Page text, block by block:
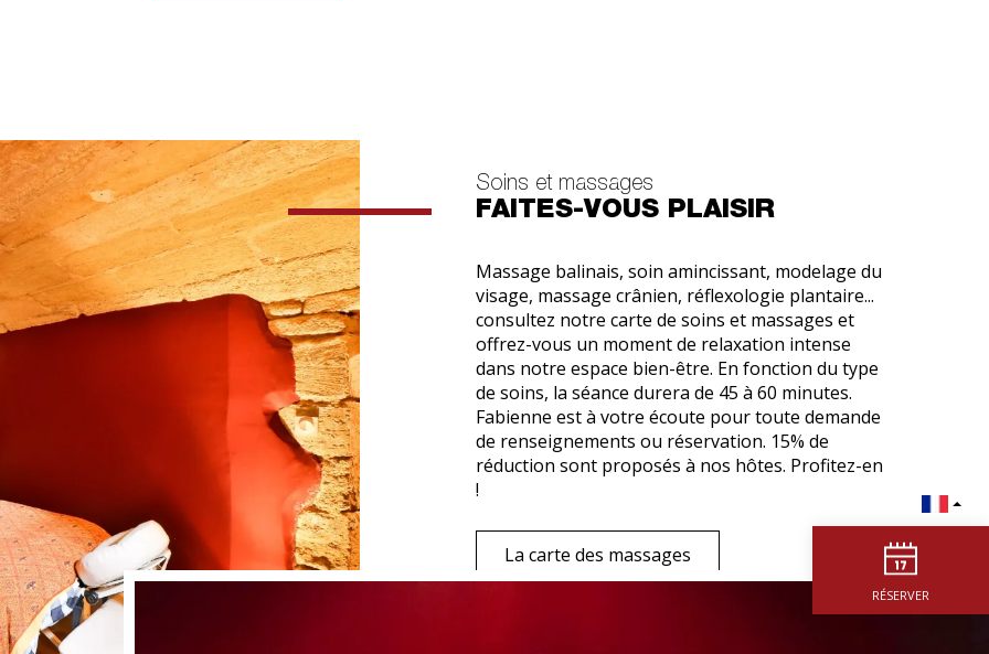
RÉSERVER
Soins et massages
FAITES-VOUS PLAISIR
Massage balinais, soin amincissant, modelage du
visage, massage crânien, réflexologie plantaire...
consultez notre carte de soins et massages et
offrez-vous un moment de relaxation intense
dans notre espace bien-être. En fonction du type
de soins, la séance durera de 45 à 60 minutes.
Fabienne est à votre écoute pour toute demande
de renseignements ou réservation. 15% de
réduction sont proposés à nos hôtes. Profitez-en
!
La carte des massages